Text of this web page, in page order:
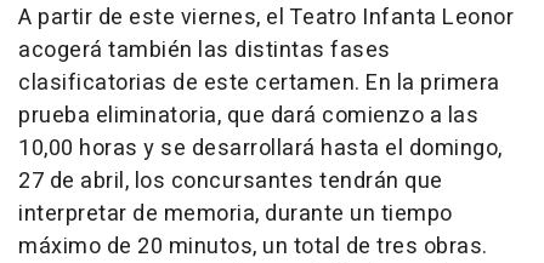
A partir de este viernes, el Teatro Infanta Leonor
acogerá también las distintas fases
clasificatorias de este certamen. En la primera
prueba eliminatoria, que dará comienzo a las
10,00 horas y se desarrollará hasta el domingo,
27 de abril, los concursantes tendrán que
interpretar de memoria, durante un tiempo
máximo de 20 minutos, un total de tres obras.